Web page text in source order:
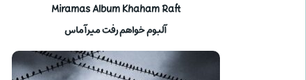
Miramas Album Khaham Raft
آلبوم خواهم رفت میرآماس